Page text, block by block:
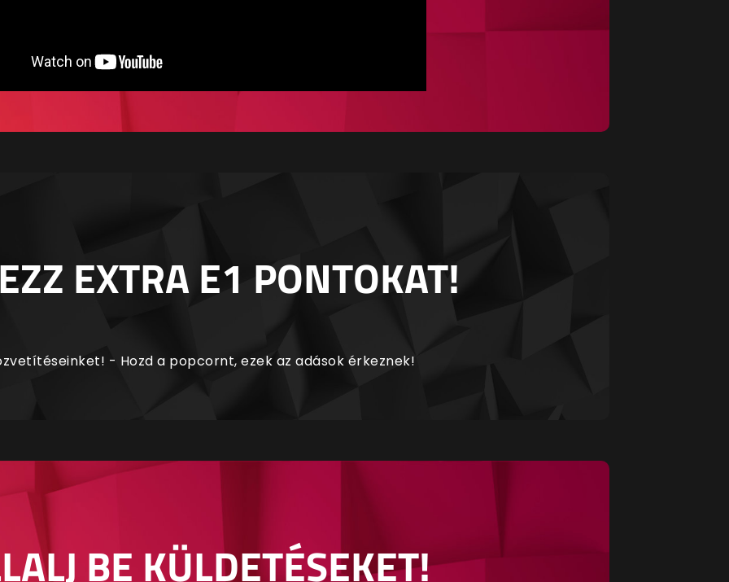
EXTRA E1 PONTOKAT!
- Hozd a popcornt, ezek az adások érkeznek!
BE KÜLDETÉSEKET!